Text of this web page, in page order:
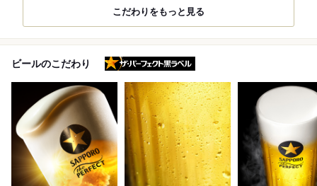
こだわりをもっと見る
ビールのこだわり